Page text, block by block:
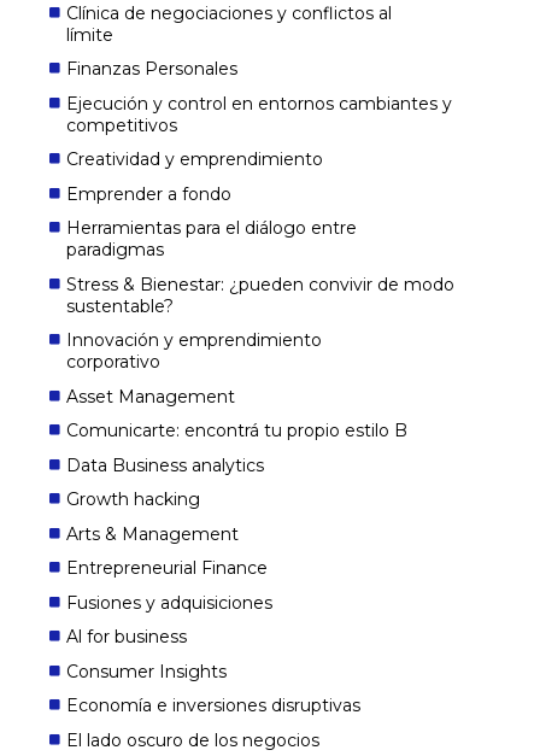
Clínica de negociaciones y conflictos al
límite
Finanzas Personales
Ejecución y control en entornos cambiantes y
competitivos
Creatividad y emprendimiento
Emprender a fondo
Herramientas para el diálogo entre
paradigmas
Stress & Bienestar: ¿pueden convivir de modo
sustentable?
Innovación y emprendimiento
corporativo
Asset Management
Comunicarte: encontrá tu propio estilo B
Data Business analytics
Growth hacking
Arts & Management
Entrepreneurial Finance
Fusiones y adquisiciones
Al for business
Consumer Insights
Economía e inversiones disruptivas
El lado oscuro de los negocios